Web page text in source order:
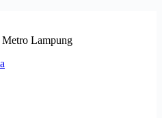
Metro Lampung